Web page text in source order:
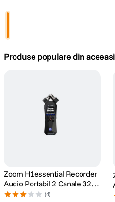
4. peak design
lavaliera
card memorie
9. insta 360
10 . godox
Produse populare din
Zoom H1essential Recorder
Audio Portabil 2 Canale 32-
Bit Float
(4)